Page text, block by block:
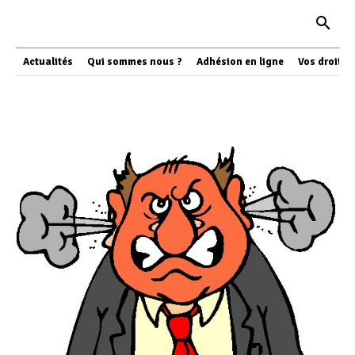
Actualités Qui sommes nous ? Adhésion en ligne Vos droits